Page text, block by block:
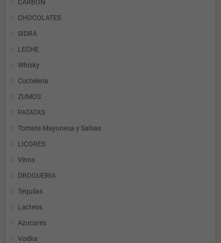
CARBON
CHOCOLATES
SIDRA
LECHE
Whisky
Cocteleria
ZUMOS
PATATAS
Tomate Mayonesa y Salsas
LICORES
Vinos
DROGUERIA
Tequilas
Lacteos
Azucares
Vodka